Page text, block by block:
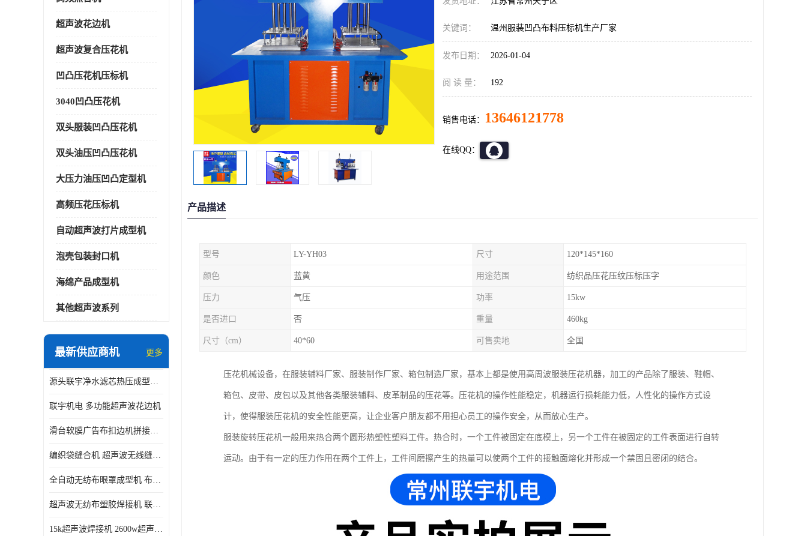
超声波花边机
超声波复合压花机
凹凸压花机压标机
3040凹凸压花机
双头服装凹凸压花机
双头油压凹凸压花机
大压力油压凹凸定型机
高频压花压标机
自动超声波打片成型机
泡壳包装封口机
海绵产品成型机
其他超声波系列
最新供应商机 更多
源头联宇净水滤芯热压成型机器 超声波大功率封边机
联宇机电 多功能超声波花边机
滑台软膜广告布扣边机拼接机用于焊接热合拼接作用
编织袋缝合机 超声波无线缝合机 厂家现货供应
全自动无纺布眼罩成型机 布料海绵眼罩热合切边机
超声波无纺布塑胶焊接机 联宇制造
15k超声波焊接机 2600w超声波焊接机 联宇制造
关键词： 温州服装凹凸布料压标机生产厂家
发布日期： 2026-01-04
阅 读 量： 192
销售电话： 13646121778
在线QQ：
产品描述
型号 LY-YH03 尺寸 120*145*160
颜色 蓝黄 用途范围 纺织品压花压纹压标压字
压力 气压 功率 15kw
是否进口 否 重量 460kg
尺寸（cm） 40*60 可售卖地 全国
压花机械设备，在服装辅料厂家、服装制作厂家、箱包制造厂家，基本上都是使用高周波服装压花机器，加工的产品除了服装、鞋帽、
箱包、皮带、皮包以及其他各类服装辅料、皮革制品的压花等。压花机的操作性能稳定，机器运行损耗能力低，人性化的操作方式设
计，使得服装压花机的安全性能更高，让企业客户朋友都不用担心员工的操作安全，从而放心生产。
服装旋转压花机一般用来热合两个圆形热塑性塑料工件。热合时，一个工件被固定在底模上，另一个工件在被固定的工件表面进行自转
运动。由于有一定的压力作用在两个工件上，工件间磨擦产生的热量可以使两个工件的接触面熔化并形成一个禁固且密闭的结合。